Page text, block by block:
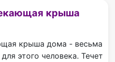
крыша
крыша дома - весьма
этого человека. Течет